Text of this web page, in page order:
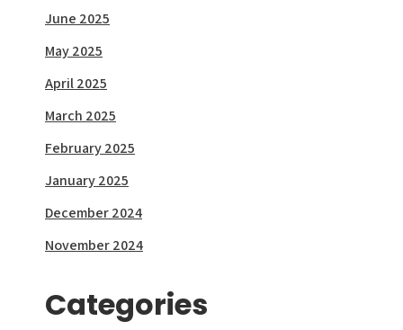
June 2025
May 2025
April 2025
March 2025
February 2025
January 2025
December 2024
November 2024
Categories